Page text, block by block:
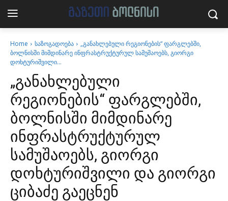
Home საზოგადოება
„განახლებული რეგიონების“ ფარგლებში,
ბოლნისში მიმდინარე ინფრასტრუქტურულ სამუშაოებს, გიორგი
დოხტურიშვილი...
„განახლებული
რეგიონების“ ფარგლებში,
ბოლნისში მიმდინარე
ინფრასტრუქტურულ
სამუშაოებს, გიორგი
დოხტურიშვილი და გიორგი
ციბაძე გაეცნენ